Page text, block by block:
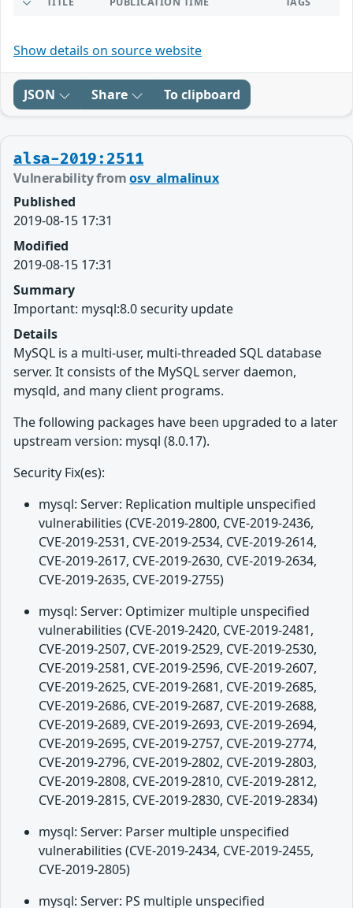
Show details on source website
JSON Share To clipboard
alsa-2019:2511
Vulnerability fromosv_almalinux
Published
2019-08-15 17:31
Modified
2019-08-15 17:31
Summary
Important: mysql:8.0 security update
Details
MySQL is a multi-user, multi-threaded SQL database
server. It consists of the MySQL server daemon,
mysqld, and many client programs.
The following packages have been upgraded to a later
upstream version: mysql (8.0.17).
Security Fix(es):
mysql: Server: Replication multiple unspecified
vulnerabilities (CVE-2019-2800, CVE-2019-2436,
CVE-2019-2531, CVE-2019-2534, CVE-2019-2614,
CVE-2019-2617, CVE-2019-2630, CVE-2019-2634,
CVE-2019-2635, CVE-2019-2755)
mysql: Server: Optimizer multiple unspecified
vulnerabilities (CVE-2019-2420, CVE-2019-2481,
CVE-2019-2507, CVE-2019-2529, CVE-2019-2530,
CVE-2019-2581, CVE-2019-2596, CVE-2019-2607,
CVE-2019-2625, CVE-2019-2681, CVE-2019-2685,
CVE-2019-2686, CVE-2019-2687, CVE-2019-2688,
CVE-2019-2689, CVE-2019-2693, CVE-2019-2694,
CVE-2019-2695, CVE-2019-2757, CVE-2019-2774,
CVE-2019-2796, CVE-2019-2802, CVE-2019-2803,
CVE-2019-2808, CVE-2019-2810, CVE-2019-2812,
CVE-2019-2815, CVE-2019-2830, CVE-2019-2834)
mysql: Server: Parser multiple unspecified
vulnerabilities (CVE-2019-2434, CVE-2019-2455,
CVE-2019-2805)
mysql: Server: PS multiple unspecified